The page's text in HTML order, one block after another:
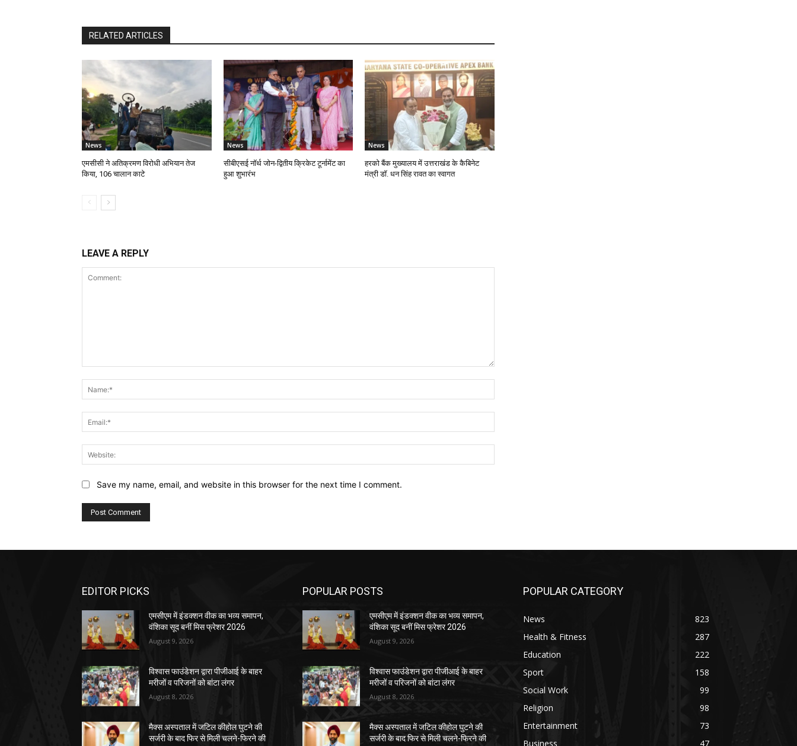
RELATED ARTICLES
News
एमसीसी ने अतिक्रमण विरोधी अभियान तेज
किया, 106 चालान काटे
News
सीबीएसई नॉर्थ जोन-द्वितीय क्रिकेट टूर्नामेंट का
हुआ शुभारंभ
News
हरको बैंक मुख्यालय में उत्तराखंड के कैबिनेट
मंत्री डॉ. धन सिंह रावत का स्वागत
LEAVE A REPLY
Save my name, email, and website in this browser for the next time I comment.
EDITOR PICKS
एमसीएम में इंडक्शन वीक का भव्य समापन,
वंशिका सूद बनीं मिस फ्रेशर 2026
August 9, 2026
विश्वास फाउंडेशन द्वारा पीजीआई के बाहर
मरीजों व परिजनों को बांटा लंगर
August 8, 2026
मैक्स अस्पताल में जटिल कीहोल घुटने की
सर्जरी के बाद फिर से मिली चलने-फिरने की
POPULAR POSTS
एमसीएम में इंडक्शन वीक का भव्य समापन,
वंशिका सूद बनीं मिस फ्रेशर 2026
August 9, 2026
विश्वास फाउंडेशन द्वारा पीजीआई के बाहर
मरीजों व परिजनों को बांटा लंगर
August 8, 2026
मैक्स अस्पताल में जटिल कीहोल घुटने की
सर्जरी के बाद फिर से मिली चलने-फिरने की
POPULAR CATEGORY
News
823
Health & Fitness
287
Education
222
Sport
158
Social Work
99
Religion
98
Entertainment
73
Business
47